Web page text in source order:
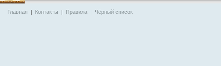
Главная | Контакты | Правила | Чёрный список